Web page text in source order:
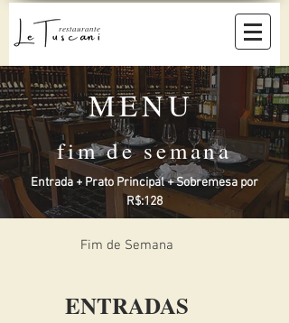
restaurante
MENU
fim de semana
Entrada + Prato Principal + Sobremesa por
R$:128
Fim de Semana
ENTRADAS